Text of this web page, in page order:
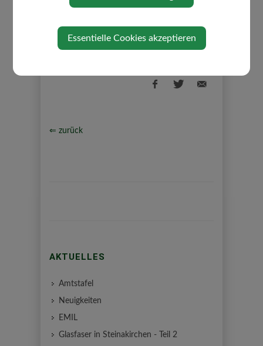
Dienstag, 23. Juni 2026
Dienstag, 23. Juni 2026
⇐ zurück
AKTUELLES
Amtstafel
Neuigkeiten
EMIL
Glasfaser in Steinakirchen - Teil 2
Essentielle Cookies akzeptieren